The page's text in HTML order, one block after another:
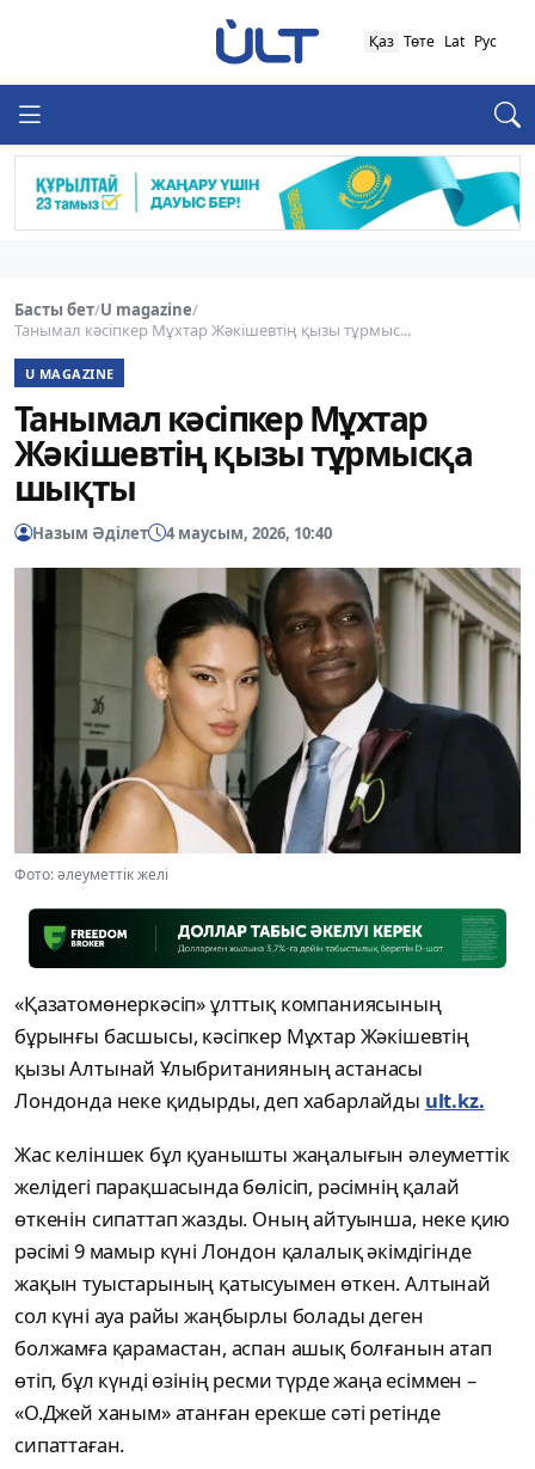
Қаз Төте Lat Рус
Басты бет/U magazine/
Танымал кәсіпкер Мұхтар Жәкішевтің қызы тұрмыс...
U MAGAZINE
Танымал кәсіпкер Мұхтар
Жәкішевтің қызы тұрмысқа
шықты
Назым Әділет 4 маусым, 2026, 10:40
Фото: әлеуметтік желі
«Қазатомөнеркәсіп» ұлттық компаниясының
бұрынғы басшысы, кәсіпкер Мұхтар Жәкішевтің
қызы Алтынай Ұлыбританияның астанасы
Лондонда неке қидырды, деп хабарлайды ult.kz.
Жас келіншек бұл қуанышты жаңалығын әлеуметтік
желідегі парақшасында бөлісіп, рәсімнің қалай
өткенін сипаттап жазды. Оның айтуынша, неке қию
рәсімі 9 мамыр күні Лондон қалалық әкімдігінде
жақын туыстарының қатысуымен өткен. Алтынай
сол күні ауа райы жаңбырлы болады деген
болжамға қарамастан, аспан ашық болғанын атап
өтіп, бұл күнді өзінің ресми түрде жаңа есіммен –
«О.Джей ханым» атанған ерекше сәті ретінде
сипаттаған.